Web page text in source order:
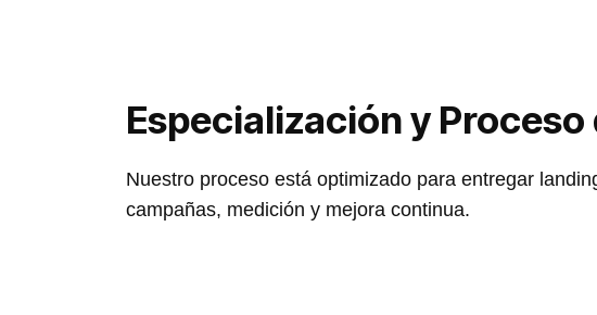
Especialización y
Nuestro proceso está optimizado para entregar
campañas, medición y mejora continua.